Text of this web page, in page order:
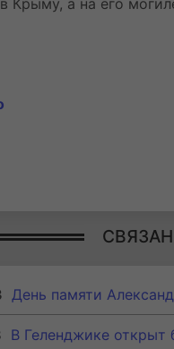
Крыму, а на его
День памяти
В Геленджике открыт